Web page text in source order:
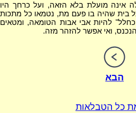
אינה מועלת בלא הזאה, ועל כרחך היו
בית שהיה בו פעם מת, נטמאו כל מתכות
להיות אבי אבות הטומאה, ומטאים
ואי אפשר להזהר מזה.
הבא
כל הטבלאות